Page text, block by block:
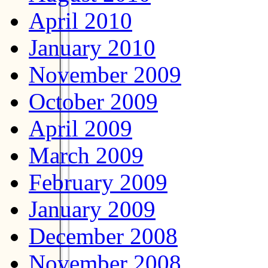
April 2010
January 2010
November 2009
October 2009
April 2009
March 2009
February 2009
January 2009
December 2008
November 2008